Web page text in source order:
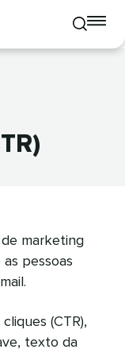
Toggle
mobile
marketing
pessoas
(CTR),
texto da